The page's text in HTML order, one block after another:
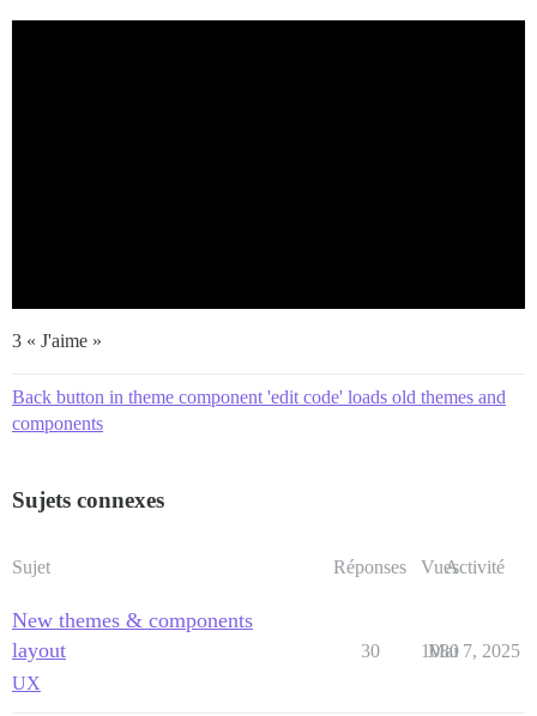
3 « J'aime »
Back button in theme component 'edit code' loads old themes and
components
Sujets connexes
Sujet Réponses VuesActivité
New themes & components
layout
UX
30 1080
Mai 7, 2025